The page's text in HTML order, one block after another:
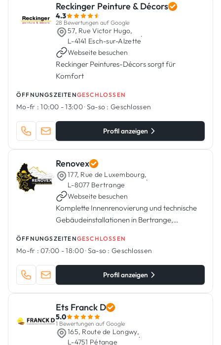
Reckinger Peinture & Décors
4.3
28 Bewertungen auf Google
57, Rue Victor Hugo,
L-4141 Esch-sur-Alzette
·
Webseite besuchen
Reckinger Peintures-Décors sorgt für
Komfort
ÖFFNUNGSZEITENGESCHLOSSEN
Mo-fr : 10:00 - 13:00·Sa-so : Geschlossen
Profil anzeigen
Renovex
177, Rue de Luxembourg,
L-8077 Bertrange
·
Webseite besuchen
Komplette Innenrenovierung und technische
Gebäudeinstallationen in Bertrange,
ÖFFNUNGSZEITENGESCHLOSSEN
Mo-fr : 07:00 - 18:00·Sa-so : Geschlossen
Profil anzeigen
Ets Franck D
5.0
1 Bewertungen auf Google
165, Route de Longwy,
L-4751 Pétange
·